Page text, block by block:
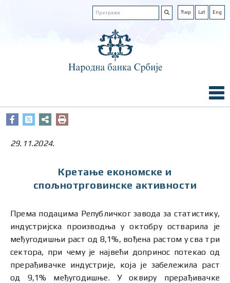
Ћир Lat Eng
29.11.2024.
Кретање економске и
спољнотрговинске активности
Према подацима Републичког завода за статистику,
индустријска производња у октобру остварила је
међугодишњи раст од 8,1%, вођена растом у сва три
сектора, при чему је највећи допринос потекао од
прерађивачке индустрије, која је забележила раст
од 9,1% међугодишње. У оквиру прерађивачке